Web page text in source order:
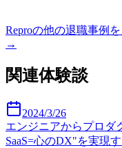
Reproの他の退職事例
→
関連体験談
2024/3/26
エンジニアからプロダ
SaaS=心のDX"を実現